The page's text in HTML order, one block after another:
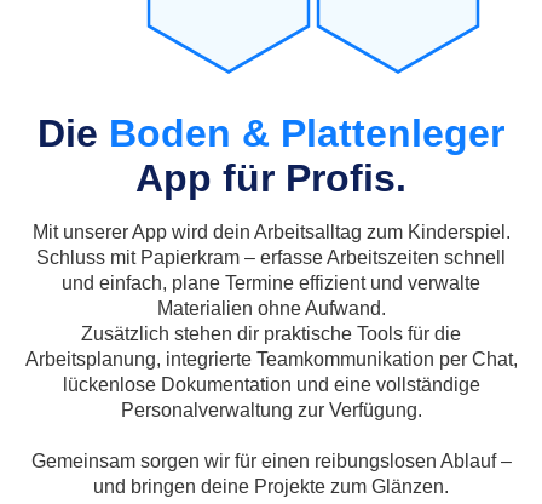
Die Boden & Plattenleger
App für Profis.
Mit unserer App wird dein Arbeitsalltag zum Kinderspiel.
Schluss mit Papierkram – erfasse Arbeitszeiten schnell
und einfach, plane Termine effizient und verwalte
Materialien ohne Aufwand.
Zusätzlich stehen dir praktische Tools für die
Arbeitsplanung, integrierte Teamkommunikation per Chat,
lückenlose Dokumentation und eine vollständige
Personalverwaltung zur Verfügung.
Gemeinsam sorgen wir für einen reibungslosen Ablauf –
und bringen deine Projekte zum Glänzen.